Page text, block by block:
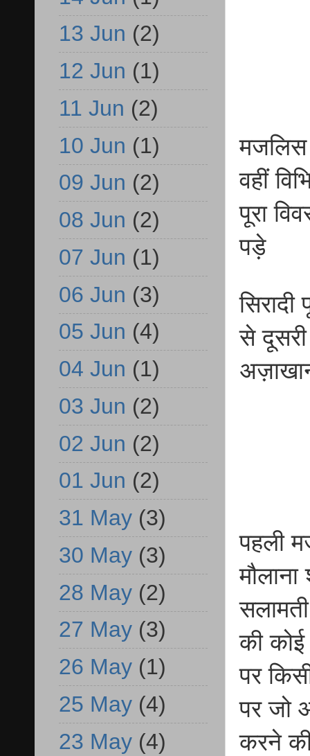
मजलिस
वहीं
पूरा
पड़े
से
पहली
की कोई
पर
पर जो
करने
13 Jun (2)
12 Jun (1)
11 Jun (2)
10 Jun (1)
09 Jun (2)
08 Jun (2)
07 Jun (1)
06 Jun (3)
05 Jun (4)
04 Jun (1)
03 Jun (2)
02 Jun (2)
01 Jun (2)
31 May (3)
30 May (3)
28 May (2)
27 May (3)
26 May (1)
25 May (4)
23 May (4)